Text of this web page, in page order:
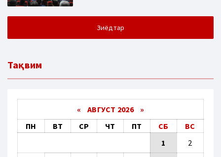
Зиёдтар
Тақвим
« АВГУСТ 2026 »
ПН
ВТ СР ЧТ ПТ СБ
ВС
1
2